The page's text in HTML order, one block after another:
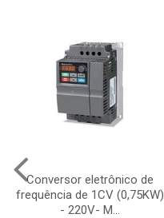
Conversor eletrônico de
frequência de 1CV (0,75KW)
- 220V- M...